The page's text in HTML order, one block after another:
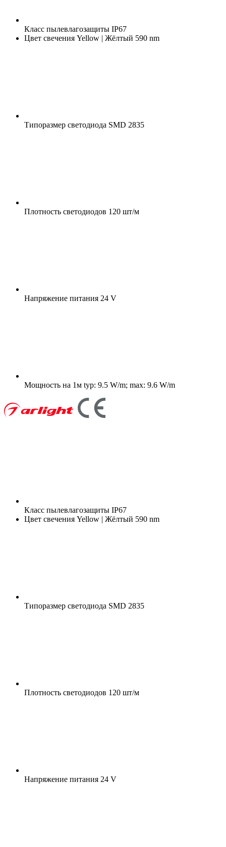
Класс пылевлагозащиты IP67
Цвет свечения Yellow | Жёлтый 590 nm
Типоразмер светодиода SMD 2835
Плотность светодиодов 120 шт/м
Напряжение питания 24 V
Мощность на 1м typ: 9.5 W/m; max: 9.6 W/m
Класс пылевлагозащиты IP67
Цвет свечения Yellow | Жёлтый 590 nm
Типоразмер светодиода SMD 2835
Плотность светодиодов 120 шт/м
Напряжение питания 24 V